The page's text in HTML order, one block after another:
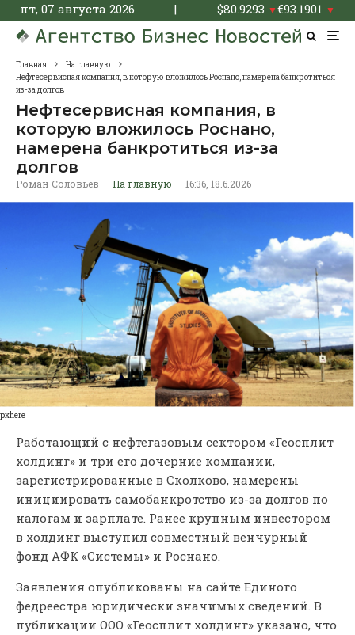
пт, 07 августа 2026 | $80.9293 ▼€93.1901 ▼
Главная
На главную
Нефтесервисная компания, в которую вложилось Роснано, намерена банкротиться
из-за долгов
Нефтесервисная компания, в
которую вложилось Роснано,
намерена банкротиться из-за
долгов
Роман Соловьев · На главную · 16:36, 18.6.2026
pxhere
Работающий с нефтегазовым сектором «Геосплит
холдинг» и три его дочерние компании,
зарегистрированные в Сколково, намерены
инициировать самобанкротство из-за долгов по
налогам и зарплате. Ранее крупным инвестором
в холдинг выступил совместный венчурный
фонд АФК «Системы» и Роснано.
Заявления опубликованы на сайте Единого
федреестра юридически значимых сведений. В
публикации ООО «Геосплит холдинг» указано, что